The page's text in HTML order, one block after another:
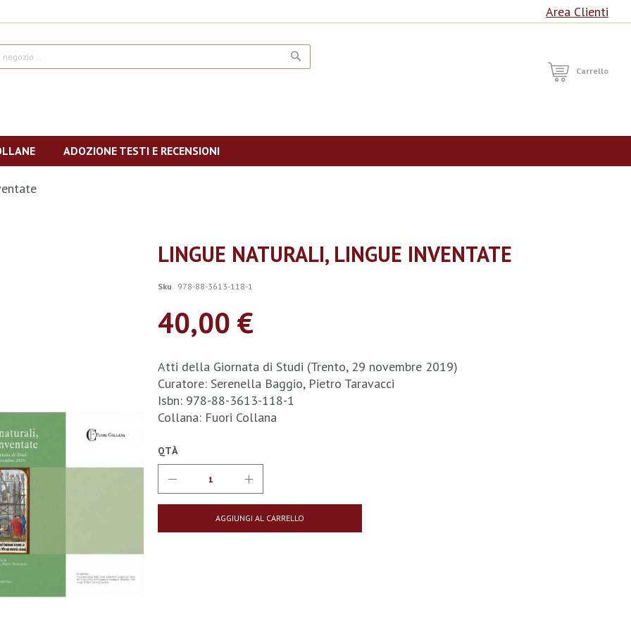
Area Clienti
Carrello
ADOZIONE TESTI E RECENSIONI
LINGUE NATURALI, LINGUE INVENTATE
Sku 978-88-3613-118-1
40,00 €
Atti della Giornata di Studi (Trento, 29 novembre 2019)
Curatore: Serenella Baggio, Pietro Taravacci
Isbn: 978-88-3613-118-1
Collana: Fuori Collana
QTÀ
AGGIUNGI AL CARRELLO